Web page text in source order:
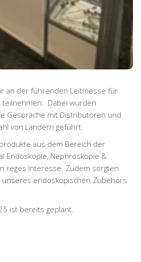
an der führenden Leitmesse für
teilnehmen. Dabei wurden
Gespräche mit Distributoren und
von Ländern geführt.
aus dem Bereich der
Endoskopie, Nephroskopie &
reges Interesse. Zudem sorgten
endoskopischen Zubehörs
ist bereits geplant.